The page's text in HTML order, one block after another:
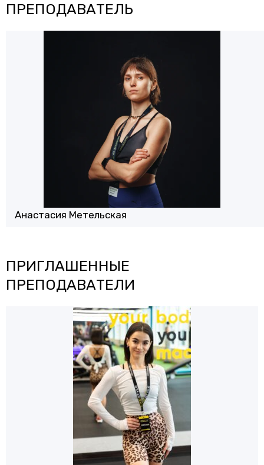
ПРЕПОДАВАТЕЛЬ
Анастасия Метельская
ПРИГЛАШЕННЫЕ
ПРЕПОДАВАТЕЛИ